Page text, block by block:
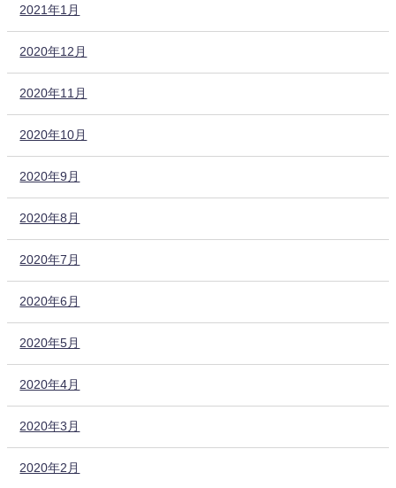
2021年1月
2020年12月
2020年11月
2020年10月
2020年9月
2020年8月
2020年7月
2020年6月
2020年5月
2020年4月
2020年3月
2020年2月